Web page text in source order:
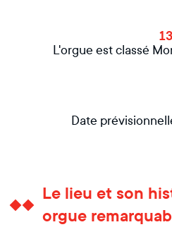
L'orgue est classé
Date
Le lieu et son
orgue